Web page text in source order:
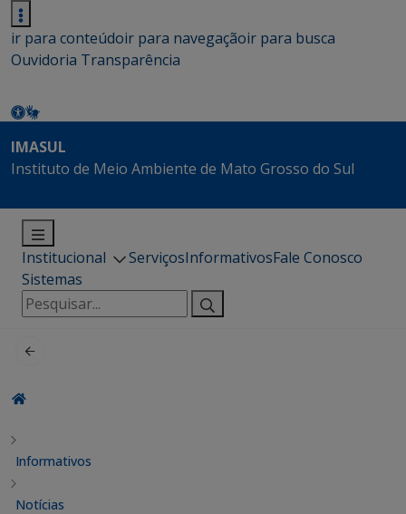
ir para conteúdoir para navegaçãoir para busca
Ouvidoria Transparência
IMASUL
Instituto de Meio Ambiente de Mato Grosso do Sul
Institucional ServiçosInformativosFale Conosco
Sistemas
Pesquisar
por:
Informativos
Notícias